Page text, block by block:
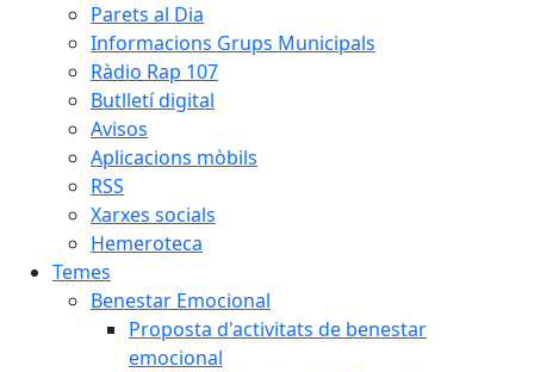
Parets al Dia
Informacions Grups Municipals
Ràdio Rap 107
Butlletí digital
Avisos
Aplicacions mòbils
RSS
Xarxes socials
Hemeroteca
Temes
Benestar Emocional
Proposta d'activitats de benestar
emocional